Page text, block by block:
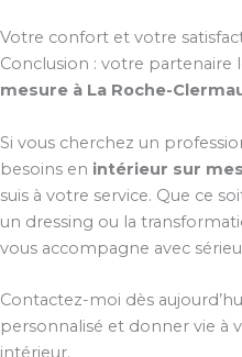
Votre confort et votre
Conclusion : votre partenaire
mesure à La Roche-
Si vous cherchez un
besoins en intérieur sur
suis à votre service. Que ce
un dressing ou la
vous accompagne avec
Contactez-moi dès
personnalisé et donner vie à
intérieur.